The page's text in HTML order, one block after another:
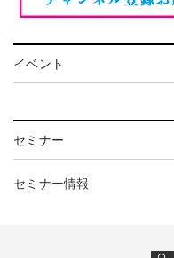
イベント
セミナー
セミナー情報